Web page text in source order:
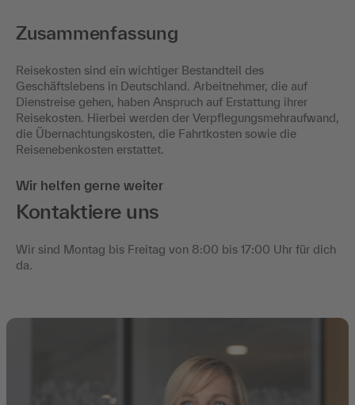
Zusammenfassung
Reisekosten sind ein wichtiger Bestandteil des
Geschäftslebens in Deutschland. Arbeitnehmer, die auf
Dienstreise gehen, haben Anspruch auf Erstattung ihrer
Reisekosten. Hierbei werden der Verpflegungsmehraufwand,
die Übernachtungskosten, die Fahrtkosten sowie die
Reisenebenkosten erstattet.
Wir helfen gerne weiter
Kontaktiere uns
Wir sind Montag bis Freitag von 8:00 bis 17:00 Uhr für dich
da.